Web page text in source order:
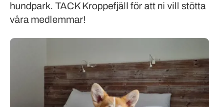
hundpark. TACK Kroppefjäll för att ni vill stötta
våra medlemmar!